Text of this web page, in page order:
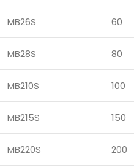
MB26S 60
MB28S 80
MB210S 100
MB215S 150
MB220S 200